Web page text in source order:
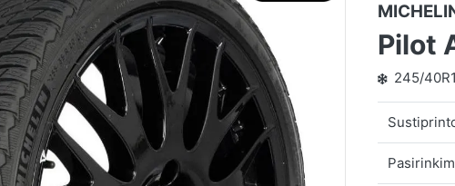
Pilot
245/